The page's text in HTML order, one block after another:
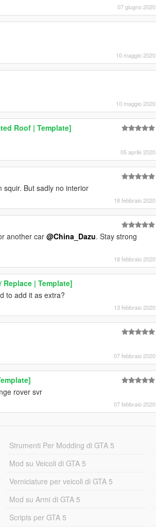
07 giugno 2020
10 maggio 2020
10 maggio 2020
Roof | Template]
05 aprile 2020
But sadly no interior
18 febbraio 2020
another car @China_Dazu. Stay strong
18 febbraio 2020
| Template]
to add it as extra?
13 febbraio 2020
07 febbraio 2020
rover svr
07 febbraio 2020
Strumenti Per Modding di GTA 5
Mod su Veicoli di GTA 5
Verniciature per veicoli di GTA 5
Mod su Armi di GTA 5
Scripts per GTA 5